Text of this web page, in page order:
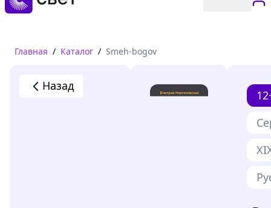
Читать
Главная / Каталог / Smeh-bogov
Назад